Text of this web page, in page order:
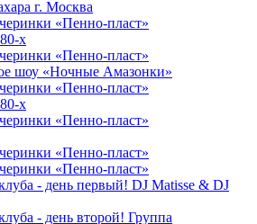
г. Москва
«Пенно-пласт»
х
«Пенно-пласт»
шоу «Ночные Амазонки»
«Пенно-пласт»
х
«Пенно-пласт»
«Пенно-пласт»
«Пенно-пласт»
- день первый! DJ Matisse & DJ
- день второй! Группа